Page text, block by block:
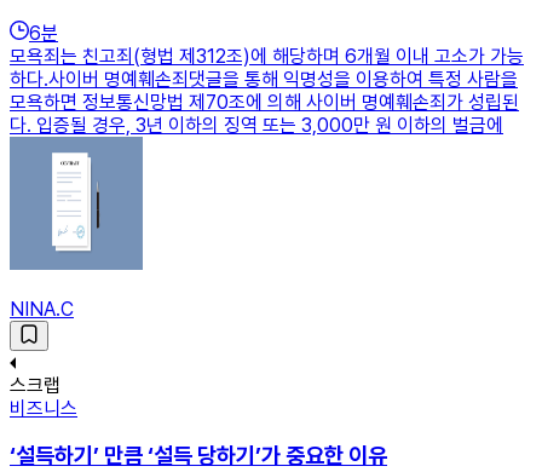
6분
모욕죄는 친고죄(형법 제312조)에 해당하며 6개월 이내 고소가 가능
하다.사이버 명예훼손죄댓글을 통해 익명성을 이용하여 특정 사람을
모욕하면 정보통신망법 제70조에 의해 사이버 명예훼손죄가 성립된
다. 입증될 경우, 3년 이하의 징역 또는 3,000만 원 이하의 벌금에
NINA.C
스크랩
비즈니스
‘설득하기’ 만큼 ‘설득 당하기’가 중요한 이유